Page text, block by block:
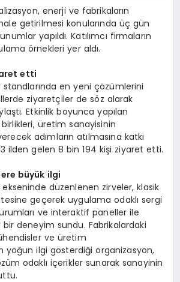
enerji ve fabrikaların
getirilmesi konularında üç gün
yapıldı. Katılımcı firmaların
örnekleri yer aldı.
etti
standlarında en yeni çözümlerini
ziyaretçiler de söz alarak
Etkinlik boyunca yapılan
üretim sanayisinin
adımların atılmasına katkı
ilden gelen 8 bin 194 kişi ziyaret etti.
büyük ilgi
düzenlenen zirveler, klasik
geçerek uygulama odaklı sergi
ve interaktif paneller ile
deneyim sundu. Fabrikalardaki
ve üretim
yoğun ilgi gösterdiği organizasyon,
odaklı içerikler sunarak sanayinin